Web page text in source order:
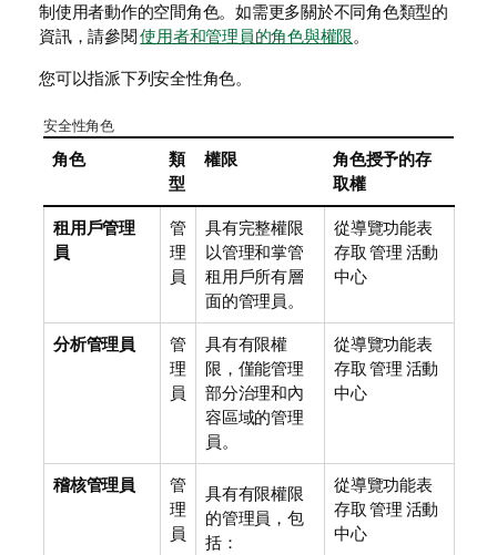
制使用者動作的空間角色。如需更多關於不同角色類型的
資訊，請參閱使用者和管理員的角色與權限。
您可以指派下列安全性角色。
安全性角色
角色
類
型
權限
角色授予的存
取權
租用戶管理
員
管
理
員
具有完整權限
以管理和掌管
租用戶所有層
面的管理員。
從導覽功能表
存取管理 活動
中心
分析管理員
管
理
員
具有有限權
限，僅能管理
部分治理和內
容區域的管理
員。
從導覽功能表
存取管理 活動
中心
稽核管理員
管
理
員
具有有限權限
的管理員，包
括：
從導覽功能表
存取管理 活動
中心